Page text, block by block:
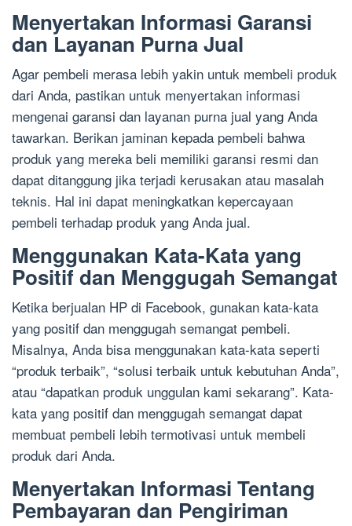
Menyertakan Informasi Garansi
dan Layanan Purna Jual
Agar pembeli merasa lebih yakin untuk membeli produk
dari Anda, pastikan untuk menyertakan informasi
mengenai garansi dan layanan purna jual yang Anda
tawarkan. Berikan jaminan kepada pembeli bahwa
produk yang mereka beli memiliki garansi resmi dan
dapat ditanggung jika terjadi kerusakan atau masalah
teknis. Hal ini dapat meningkatkan kepercayaan
pembeli terhadap produk yang Anda jual.
Menggunakan Kata-Kata yang
Positif dan Menggugah Semangat
Ketika berjualan HP di Facebook, gunakan kata-kata
yang positif dan menggugah semangat pembeli.
Misalnya, Anda bisa menggunakan kata-kata seperti
“produk terbaik”, “solusi terbaik untuk kebutuhan Anda”,
atau “dapatkan produk unggulan kami sekarang”. Kata-
kata yang positif dan menggugah semangat dapat
membuat pembeli lebih termotivasi untuk membeli
produk dari Anda.
Menyertakan Informasi Tentang
Pembayaran dan Pengiriman